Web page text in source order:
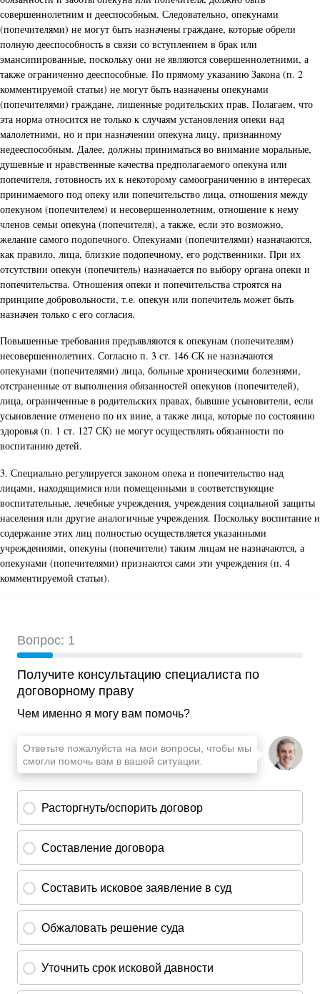
совершеннолетним и дееспособным. Следовательно, опекунами
(попечителями) не могут быть назначены граждане, которые обрели
полную дееспособность в связи со вступлением в брак или
эмансипированные, поскольку они не являются совершеннолетними, а
также ограниченно дееспособные. По прямому указанию Закона (п. 2
комментируемой статьи) не могут быть назначены опекунами
(попечителями) граждане, лишенные родительских прав. Полагаем, что
эта норма относится не только к случаям установления опеки над
малолетними, но и при назначении опекуна лицу, признанному
недееспособным. Далее, должны приниматься во внимание моральные,
душевные и нравственные качества предполагаемого опекуна или
попечителя, готовность их к некоторому самоограничению в интересах
принимаемого под опеку или попечительство лица, отношения между
опекуном (попечителем) и несовершеннолетним, отношение к нему
членов семьи опекуна (попечителя), а также, если это возможно,
желание самого подопечного. Опекунами (попечителями) назначаются,
как правило, лица, близкие подопечному, его родственники. При их
отсутствии опекун (попечитель) назначается по выбору органа опеки и
попечительства. Отношения опеки и попечительства строятся на
принципе добровольности, т.е. опекун или попечитель может быть
назначен только с его согласия.
Повышенные требования предъявляются к опекунам (попечителям)
несовершеннолетних. Согласно п. 3 ст. 146 СК не назначаются
опекунами (попечителями) лица, больные хроническими болезнями,
отстраненные от выполнения обязанностей опекунов (попечителей),
лица, ограниченные в родительских правах, бывшие усыновители, если
усыновление отменено по их вине, а также лица, которые по состоянию
здоровья (п. 1 ст. 127 СК) не могут осуществлять обязанности по
воспитанию детей.
3. Специально регулируется законом опека и попечительство над
лицами, находящимися или помещенными в соответствующие
воспитательные, лечебные учреждения, учреждения социальной защиты
населения или другие аналогичные учреждения. Поскольку воспитание и
содержание этих лиц полностью осуществляется указанными
учреждениями, опекуны (попечители) таким лицам не назначаются, а
опекунами (попечителями) признаются сами эти учреждения (п. 4
комментируемой статьи).